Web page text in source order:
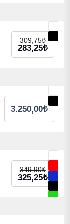
309,75₺
283,25₺
3.250,00₺
349,90₺
325,25₺